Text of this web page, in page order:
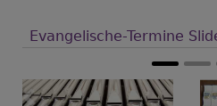
Evangelische-Termine
Zurück